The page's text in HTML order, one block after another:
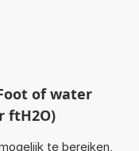
of water
ftH2O)
te bereiken,